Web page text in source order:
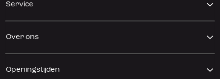
Service
Over ons
Openingstijden